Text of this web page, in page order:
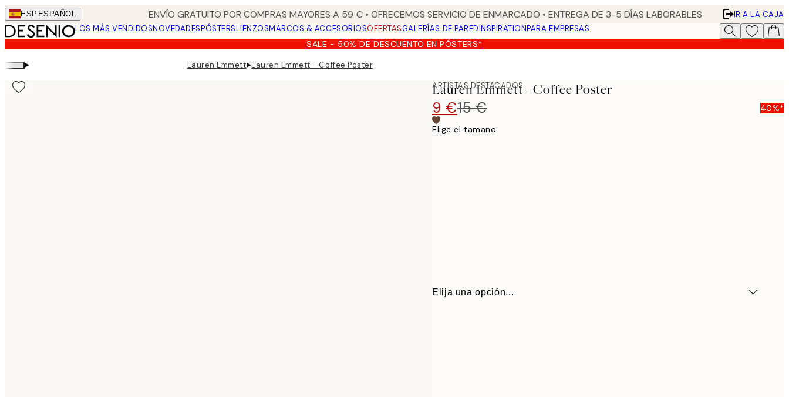
Skip
to
main
content.
ESP ESPAÑOL ENVÍO GRATUITO POR COMPRAS MAYORES A 59 € • OFRECEMOS SERVICIO DE ENMARCADO • ENTREGA DE 3-5 DÍAS LABORABLES
IR A LA CAJA
LOS MÁS VENDIDOSNOVEDADESPÓSTERSLIENZOSMARCOS & ACCESORIOSOFERTASGALERÍAS DE PAREDINSPIRATIONPARA EMPRESAS
SALE - 50% DE DESCUENTO EN PÓSTERS*
▸ Lauren Emmett▸Lauren Emmett - Coffee Poster
ARTISTAS DESTACADOS
Lauren Emmett - Coffee Poster
9 €15 € 40%*
Elige el tamaño
Elija una opción...